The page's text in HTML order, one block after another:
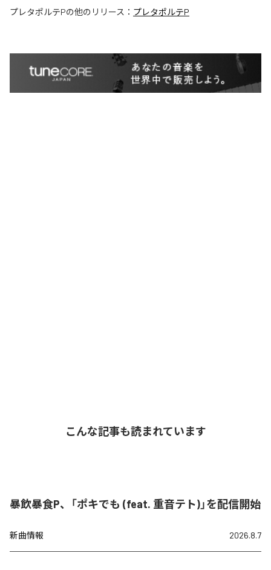
プレタポルテPの他のリリース： プレタポルテP
こんな記事も読まれています
暴飲暴食P、「ポキでも (feat. 重音テト)」を配信開始
新曲情報 2026.8.7